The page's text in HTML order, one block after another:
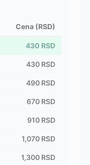
Cena (RSD)
430 RSD
430 RSD
490 RSD
670 RSD
910 RSD
1,070 RSD
1,300 RSD